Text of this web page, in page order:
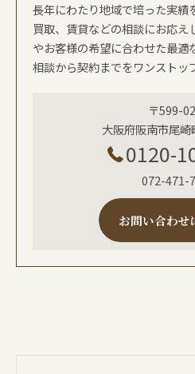
長年にわたり地域で培った実績
買取、賃貸などの相談にお応え
やお客様の希望に合わせた最適
相談から契約までをワンストッ
〒599-
大阪府阪南市尾
0120-
072-471-
お問い合わせ